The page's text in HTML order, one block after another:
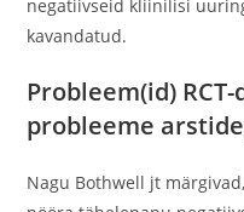
negatiivseid kliinilisi
kavandatud.
Probleem(id)
probleeme
Nagu Bothwell jt